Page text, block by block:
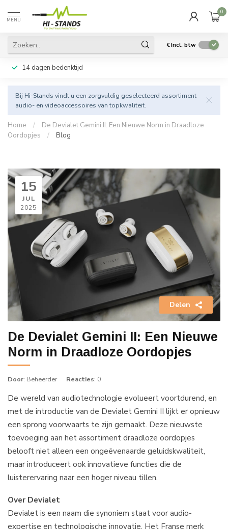
MENU
0
€Incl. btw
14 dagen bedenktijd
Bij Hi-Stands vindt u een zorgvuldig geselecteerd assortiment
audio- en videoaccessoires van topkwaliteit.
Home /
De Devialet Gemini II: Een Nieuwe Norm in Draadloze
Oordopjes
/ Blog
15
JUL
2025
Delen
De Devialet Gemini II: Een Nieuwe
Norm in Draadloze Oordopjes
Door: Beheerder Reacties: 0
De wereld van audiotechnologie evolueert voortdurend, en
met de introductie van de Devialet Gemini II lijkt er opnieuw
een sprong voorwaarts te zijn gemaakt. Deze nieuwste
toevoeging aan het assortiment draadloze oordopjes
belooft niet alleen een ongeëvenaarde geluidskwaliteit,
maar introduceert ook innovatieve functies die de
luisterervaring naar een hoger niveau tillen.
Over Devialet
Devialet is een naam die synoniem staat voor audio-
expertise en technologische innovatie. Het Franse merk